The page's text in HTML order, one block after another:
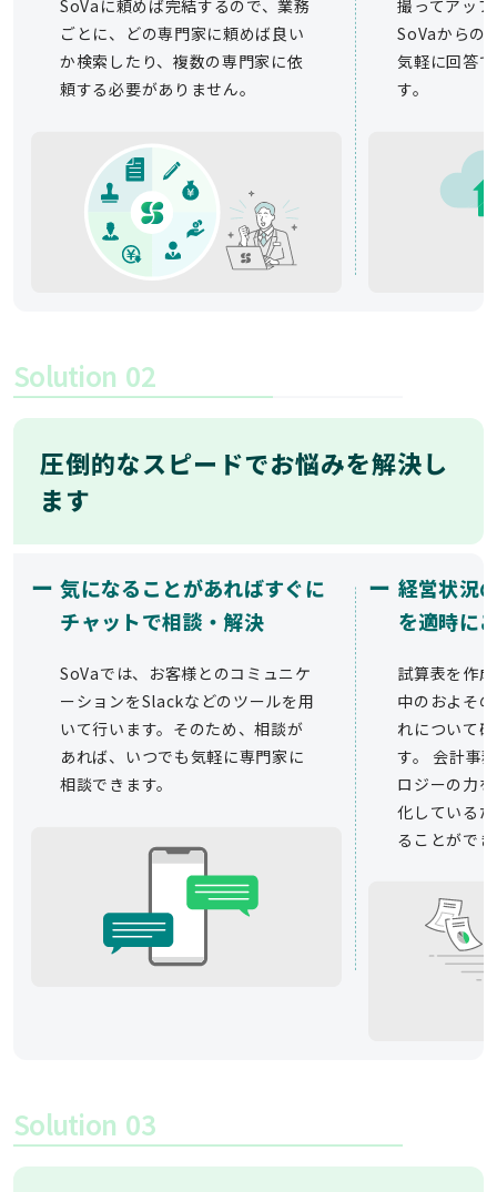
SoVaに頼めば完結するので、業務
ごとに、どの専門家に頼めば良い
か検索したり、複数の専門家に依
頼する必要がありません。
撮ってアッ
SoVaからの
気軽に回答
す。
Solution 02
圧倒的なスピードでお悩みを解決し
ます
ー 気になることがあればすぐに
チャットで相談・解決
SoVaでは、お客様とのコミュニケ
ーションをSlackなどのツールを用
いて行います。そのため、相談が
あれば、いつでも気軽に専門家に
相談できます。
ー 経営状況
を適時に
試算表を作
中のおよそ
れについて
す。 会計事
ロジーの力
化している
ることがで
Solution 03